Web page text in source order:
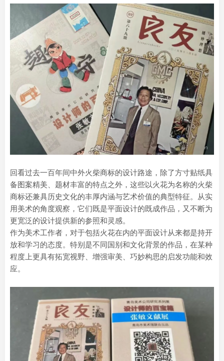
回看过去一百年间中外火柴商标的设计路途，除了方寸贴纸具
备图案精美、题材丰富的特点之外，这些以火花为名称的火柴
商标还兼具历史文化的丰厚内涵与艺术价值的典型特征。从实
用美术的角度观察，它们既是平面设计的既成作品，又不断为
更宽泛的设计提供新的参照和灵感。
作为美术工作者，对于包括火花在内的平面设计从来都是持开
放和学习的态度。特别是不同国别和文化背景的作品，在某种
程度上更具有拓宽视野、增强审美、巧妙构思的启发功能和效
应。